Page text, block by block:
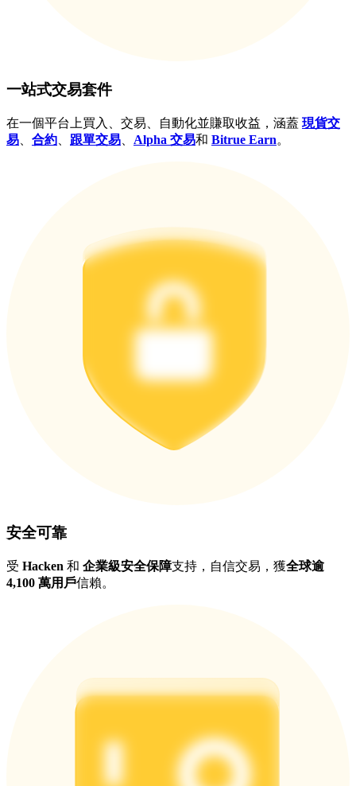
更多活動
一站式交易套件
在一個平台上買入、交易、自動化並賺取收益，涵蓋 現貨交
易
合約 跟單交易 Alpha 交易和 Bitrue Earn。
安全可靠
受 Hacken 和 企業級安全保障支持，自信交易，獲全球逾
4,100 萬用戶信賴。